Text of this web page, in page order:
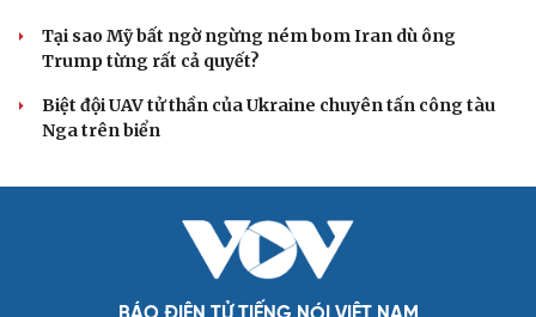
Người di cư ngã gục sau khi bơi từ Ma Rốc sang Ceuta
Thái Lan cảnh báo phụ huynh, học sinh về ma túy LSD
“đội lốt” tem hoạt hình
UNESCO vinh danh Sarnath (Ấn Độ) - nơi Đức Phật